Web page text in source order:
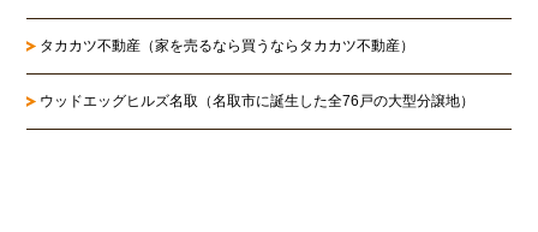
タカカツ不動産（家を売るなら買うならタカカツ不動産）
ウッドエッグヒルズ名取（名取市に誕生した全76戸の大型分譲地）